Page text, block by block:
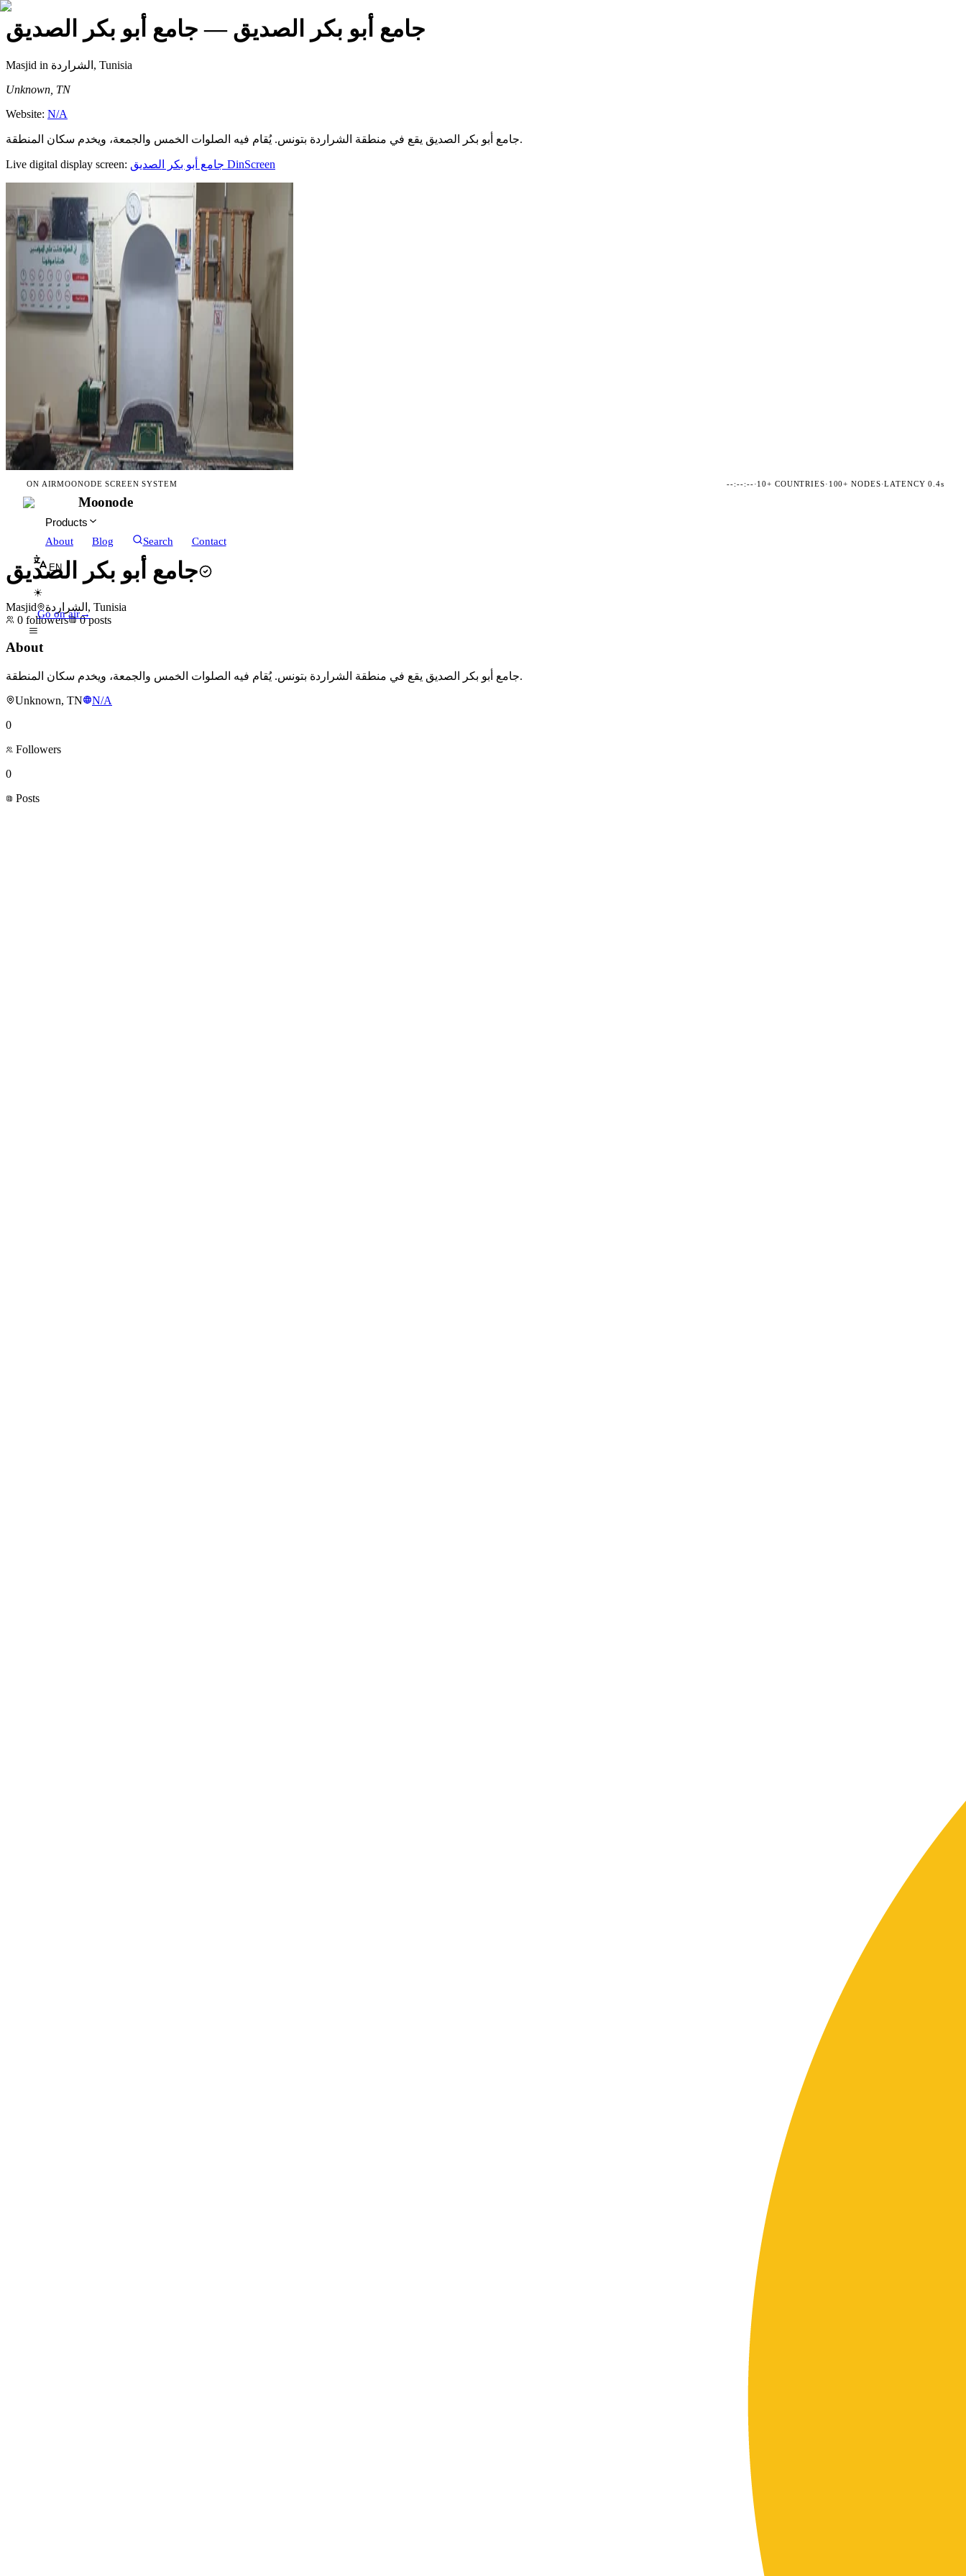
جامع أبو بكر الصديق — جامع أبو بكر الصديق
Masjid
in الشراردة, Tunisia
Unknown, TN
Website: N/A
جامع أبو بكر الصديق يقع في منطقة الشراردة بتونس. يُقام فيه الصلوات الخمس والجمعة، ويخدم سكان المنطقة.
Live digital display screen: جامع أبو بكر الصديق DinScreen
ON AIRMOONODE SCREEN SYSTEM --:--:--·10+ COUNTRIES· 100+ NODES·LATENCY 0.4s
Moonode
Products
About
Blog Search Contact
EN
☀
Go on air→
جامع أبو بكر الصديق
Masjid
الشراردة, Tunisia
0 followers 0 posts
About
جامع أبو بكر الصديق يقع في منطقة الشراردة بتونس. يُقام فيه الصلوات الخمس والجمعة، ويخدم سكان المنطقة.
Unknown, TN
N/A
0
Followers
0
Posts